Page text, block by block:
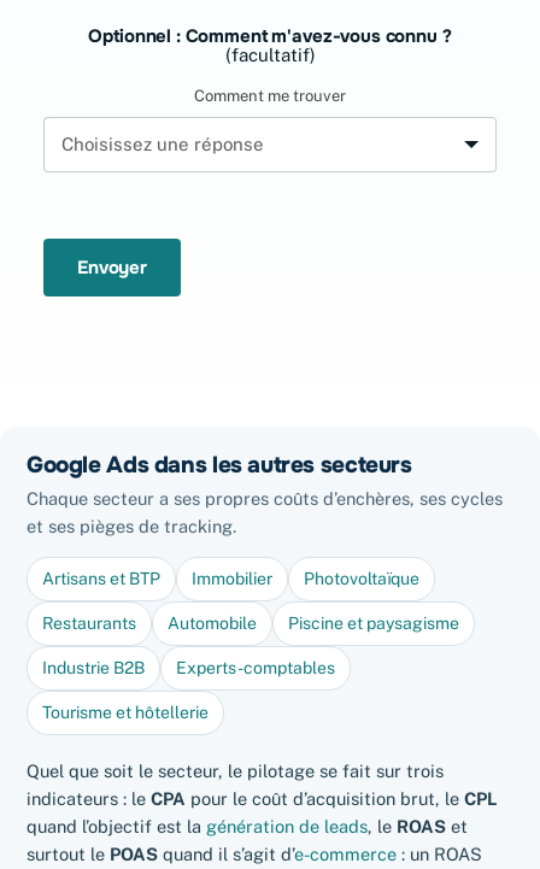
Optionnel : Comment m'avez-vous connu ?
(facultatif)
Comment me trouver
Envoyer
Google Ads dans les autres secteurs
Chaque secteur a ses propres coûts d’enchères, ses cycles
et ses pièges de tracking.
Artisans et BTP Immobilier Photovoltaïque
Restaurants Automobile Piscine et paysagisme
Industrie B2B Experts-comptables
Tourisme et hôtellerie
Quel que soit le secteur, le pilotage se fait sur trois
indicateurs : le CPA pour le coût d’acquisition brut, le CPL
quand l’objectif est la génération de leads, le ROAS et
surtout le POAS quand il s’agit d’e-commerce : un ROAS